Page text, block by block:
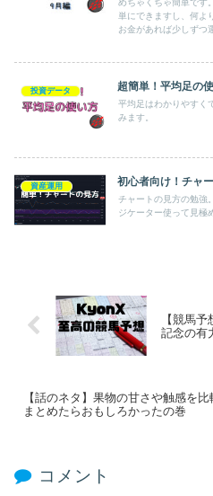
めちゃくちゃ簡単です
単にできますし、何よ
お金があれば少しずつ
投資データ 超簡単！平均足の
平均足はわかりやすく
みます。
資産運用 初心者向け！チャ
チャートの見方の勉強
ジケーター使って見極
【競馬
記念の有
【話のネタ】果物の甘さや触感を比
まとめたらおもしろかったの巻
コメント